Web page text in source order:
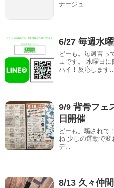
ナージュ...
6/27 毎週水
どーも。毎週言っ
ュです。 水曜日
ハイ！反応します...
9/9 背骨フェ
日開催
どーも。騙されて
ね 少しの運動で変
デ...
8/13 久々仲